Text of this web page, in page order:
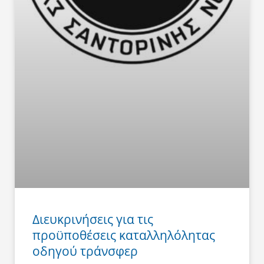
Διευκρινήσεις για τις
προϋποθέσεις καταλληλόλητας
οδηγού τράνσφερ